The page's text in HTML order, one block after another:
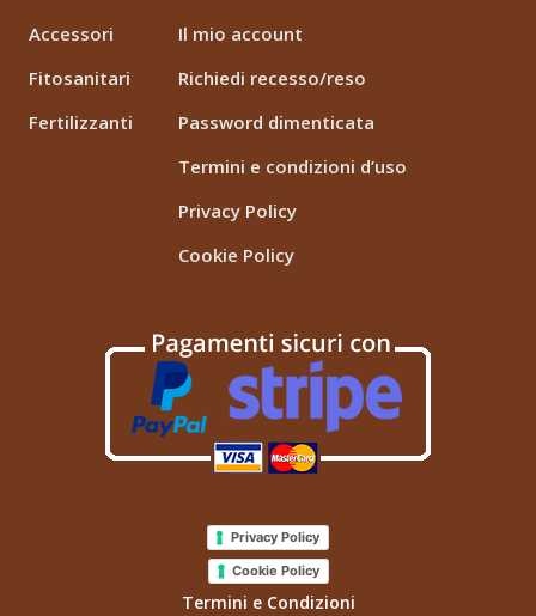
Accessori
Fitosanitari
Fertilizzanti
Il mio account
Richiedi recesso/reso
Password dimenticata
Termini e condizioni d’uso
Privacy Policy
Cookie Policy
Privacy Policy
Cookie Policy
Termini e Condizioni